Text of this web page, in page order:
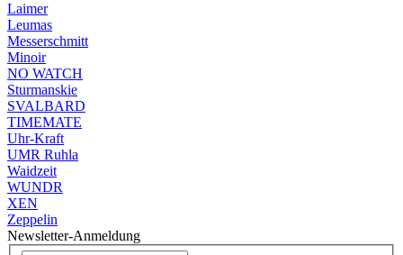
Laimer
Leumas
Messerschmitt
Minoir
NO WATCH
Sturmanskie
SVALBARD
TIMEMATE
Uhr-Kraft
UMR Ruhla
Waidzeit
WUNDR
XEN
Zeppelin
Newsletter-Anmeldung